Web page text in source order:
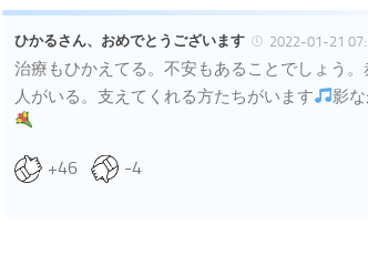
ひかるさん、おめでとうございます 2022-01-21
治療もひかえてる。不安もあることでしょう
人がいる。支えてくれる方たちがいます
影
+46 -4